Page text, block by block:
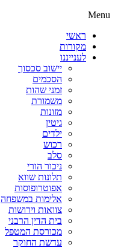
Menu
ראשי
מקורות
לענייננו
יישוב סכסוך
הסכמים
זמני שהות
משמורת
מזונות
גיטין
ילדים
רכוש
סלב
ניכור הורי
תלונות שווא
אפוטרופוסות
אלימות במשפחה
צוואות וירושות
בית הדין הרבני
מכורסת המטפל
עדשת החוקר